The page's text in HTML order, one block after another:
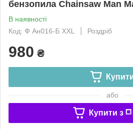
бензопила Chainsaw Man
В наявності
Код: Ф Ан016-Б XXL
Роздріб
980 ₴
або
Купити з